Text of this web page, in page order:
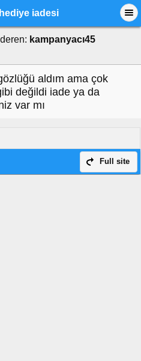
iadesi
kampanyacı45
aldım ama çok
değildi iade ya da
var mı
Full site